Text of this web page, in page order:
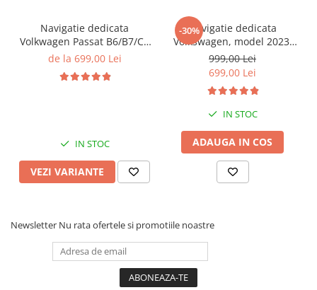
Navigatie dedicata
Volkwagen Passat B6/B7/CC
Gri, 4GB RAM 64GB ROM,
Display QLED 10", DSP,
de la 699,00 Lei
IN STOC
VEZI VARIANTE
-30%Navigatie dedicata
Volkswagen, model 2023,
4GB RAM 64GB ROM,
Quadcore, Android 14,
Carplay&Android Auto,
Suport camere AHD
999,00 Lei
699,00 Lei
IN STOC
ADAUGA IN COS
Newsletter Nu rata ofertele si promotiile noastre